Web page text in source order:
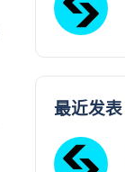
最近发表